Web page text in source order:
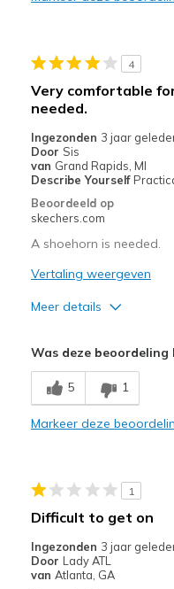
Travel
Width
Sizing
Feels
View On Shoes
4
Very comfortable
needed.
Ingezonden 3 jaar
Door Sis
van Grand Rapids, MI
Describe Yourself
Beoordeeld op
skechers.com
A shoehorn is needed.
Vertaling weergeven
Meer details
Beste toepassingen
Casual Wear
Width
Sizing
Feels
Was deze beoordeling
5 1
Markeer deze
1
Difficult to get on
Ingezonden 3 jaar
Door Lady ATL
van Atlanta, GA